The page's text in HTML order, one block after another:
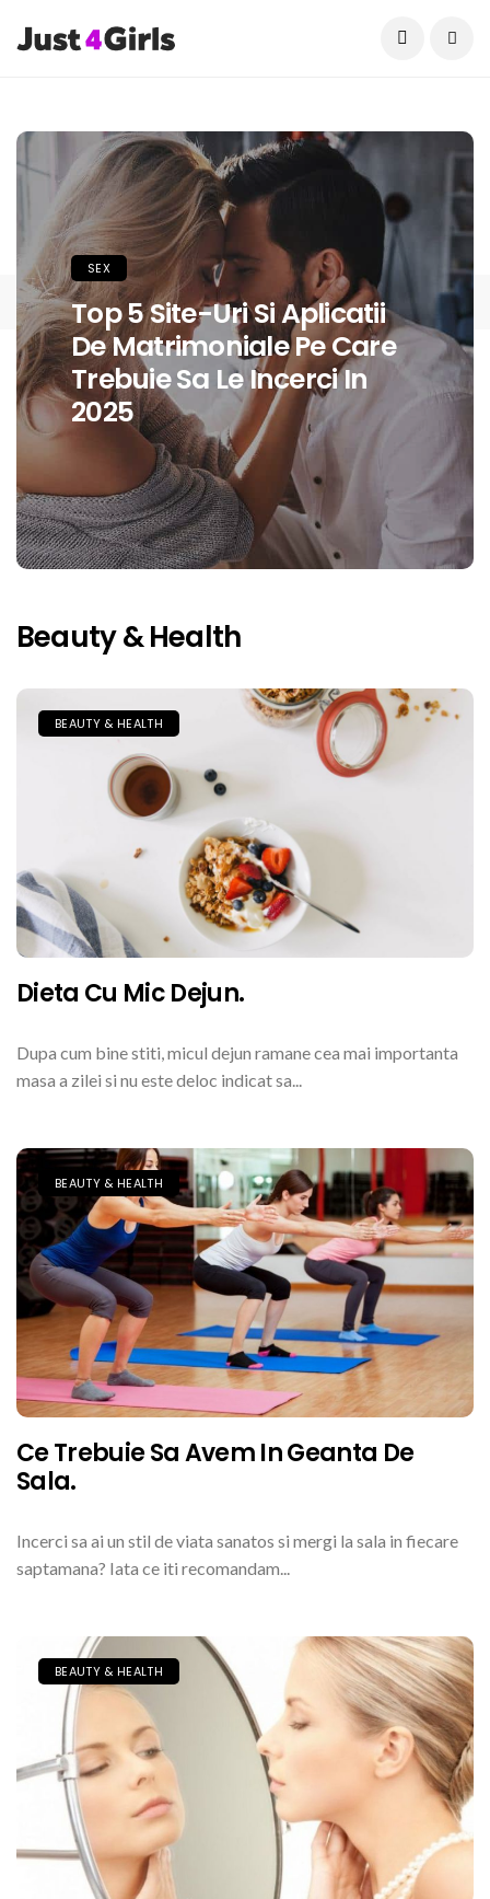
SEX
Top 5 Site-Uri Si Aplicatii
De Matrimoniale Pe Care
Trebuie Sa Le Incerci In
2025
SEX
Tu Cat De Bine Stii Sa
Saruti?
SEX
Sexul, Fantezia Relatiilor.
SEX
Of, Relatiile!
Beauty & Health
BEAUTY & HEALTH
Dieta Cu Mic Dejun.
Dupa cum bine stiti, micul dejun ramane cea mai importanta
masa a zilei si nu este deloc indicat sa...
BEAUTY & HEALTH
Ce Trebuie Sa Avem In Geanta De
Sala.
Incerci sa ai un stil de viata sanatos si mergi la sala in fiecare
saptamana? Iata ce iti recomandam...
BEAUTY & HEALTH